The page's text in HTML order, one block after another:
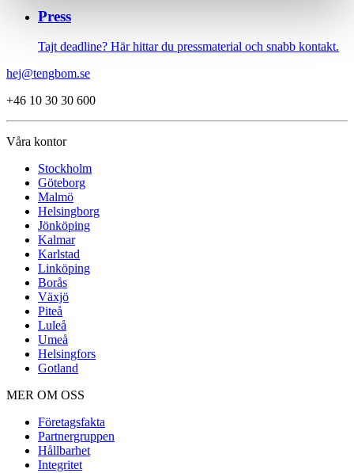
Press
Tajt deadline? Här hittar du pressmaterial och snabb kontakt.
hej@tengbom.se
+46 10 30 30 600
Våra kontor
Stockholm
Göteborg
Malmö
Helsingborg
Jönköping
Kalmar
Karlstad
Linköping
Borås
Växjö
Piteå
Luleå
Umeå
Helsingfors
Gotland
MER OM OSS
Företagsfakta
Partnergruppen
Hållbarhet
Integritet